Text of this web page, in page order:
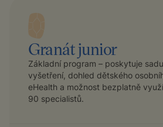
Granát junior
Základní program – poskytuje
vyšetření, dohled dětského
eHealth a možnost bezplatně
90 specialistů.